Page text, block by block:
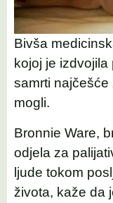
Bivša
kojoj je
samrti najčešće
mogli.
Bronnie Ware,
odjela za
ljude tokom
života, kaže da